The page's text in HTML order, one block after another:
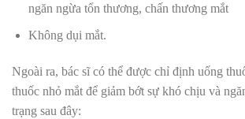
ngăn ngừa tổn thương, chấn thương mắt
Không dụi mắt.
Ngoài ra, bác sĩ có thể được chỉ định uống
thuốc nhỏ mắt để giảm bớt sự khó chịu và
trạng sau đây: